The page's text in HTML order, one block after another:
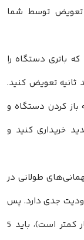
تعویض توسط شما
باتری دستگاه را
ثانیه تعویض کنید.
کردن دستگاه و
خریداری کنید و
طولانی در
باغ) را دارند، مدل 300 محدودیت جدی دارد. پس
از اتمام شارژ 18 ساعته (که در ولوم بالا بسیار کمتر است)، باید 5